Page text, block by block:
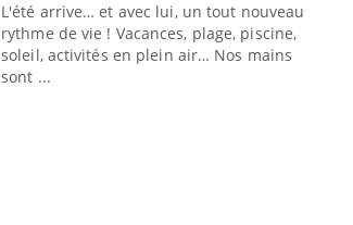
L'été arrive… et avec lui, un tout nouveau
rythme de vie ! Vacances, plage, piscine,
soleil, activités en plein air… Nos mains
sont ...